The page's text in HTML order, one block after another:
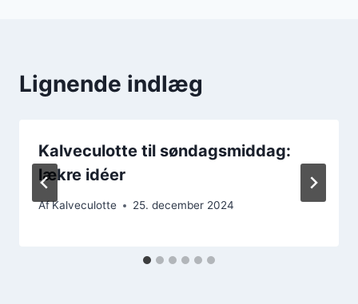
Lignende indlæg
Kalveculotte til søndagsmiddag:
lækre idéer
AfKalveculotte 25. december 2024